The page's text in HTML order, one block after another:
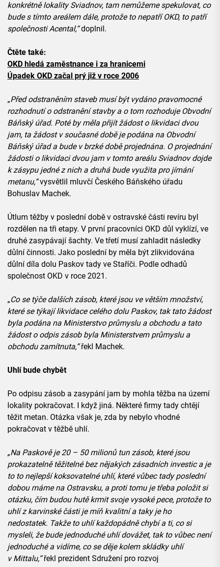
konkrétně lokality Sviadnov, tam nemůžeme spekulovat, co
bude s tímto areálem dále, protože to nepatří OKD, to patří
společnosti Acental,“doplnil.
Čtěte také:
OKD hledá zaměstnance i za hranicemi
Úpadek OKD začal prý již v roce 2006
„Před odstraněním staveb musí být vydáno pravomocné
rozhodnutí o odstranění stavby a o tom rozhoduje Obvodní
Báňský úřad. Poté by měla přijít žádost o likvidaci dvou
jam, ta žádost v současné době je podána na Obvodní
Báňský úřad a bude v brzké době projednána. O projednání
žádosti o likvidaci dvou jam v tomto areálu Sviadnov dojde
k zásypu jedné z nich a druhá bude využita pro jímání
metanu,“vysvětlil mluvčí Českého Báňského úřadu
Bohuslav Machek.
Útlum těžby v poslední době v ostravské části revíru byl
rozdělen na tři etapy. V první pracovníci OKD důl vyklízí, ve
druhé zasypávají šachty. Ve třetí musí zahladit následky
důlní činnosti. Jako poslední by měla být zlikvidována
důlní díla dolu Paskov tady ve Staříči. Podle odhadů
společnost OKD v roce 2021.
„Co se týče dalších zásob, které jsou ve větším množství,
které se týkají likvidace celého dolu Paskov, tak tato žádost
byla podána na Ministerstvo průmyslu a obchodu a tato
žádost o odpis zásob byla Ministerstvem průmyslu a
obchodu zamítnuta,“řekl Machek.
Uhlí bude chybět
Po odpisu zásob a zasypání jam by mohla těžba na území
lokality pokračovat. I když jiná. Některé firmy tady chtějí
těžit metan. Otázka však je, zda by nebylo vhodné
pokračovat v těžbě uhlí.
„Na Paskově je 20 – 50 milionů tun zásob, které jsou
prokazatelně těžitelné bez nějakých zásadních investic a je
to to nejlepší koksovatelné uhlí, které vůbec tady poslední
dobou máme na Ostravsku, a proti tomu je třeba položit si
otázku, čím budou hutě krmit svoje vysoké pece, protože to
uhlí z karvinské části je míň kvalitní a taky je ho
nedostatek. Takže to uhlí každopádně chybí a ti, co si
mysleli, že bude jednoduché uhlí dovážet, tak to vůbec není
jednoduché a vidíme, co se děje kolem skládky uhlí
v Mittalu,“řekl prezident Sdružení pro rozvoj